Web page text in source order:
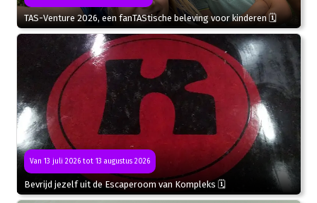
TAS-Venture 2026, een fanTAStische beleving voor kinderen 🗓
Van 13 juli 2026 tot 13 augustus 2026
Bevrijd jezelf uit de Escaperoom van Kompleks 🗓